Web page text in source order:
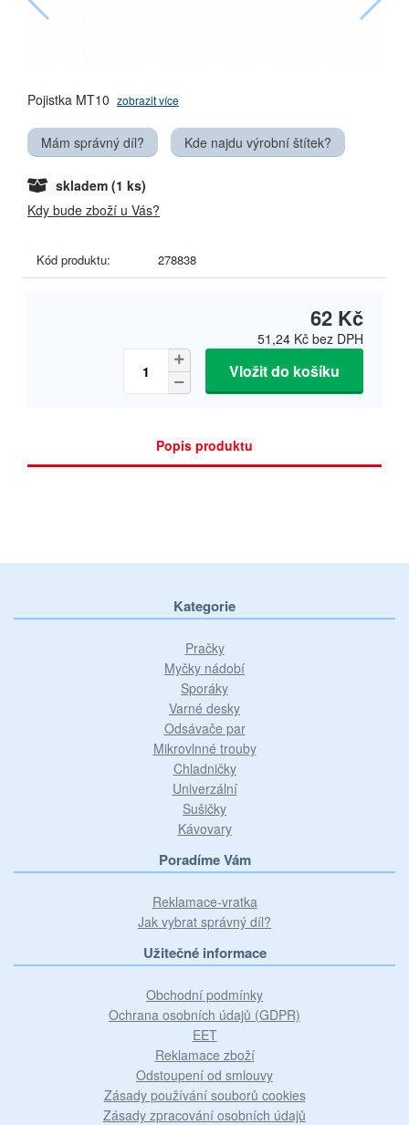
Pojistka MT10 zobrazit více
Mám správný díl? Kde najdu výrobní štítek?
skladem (1 ks)
Kdy bude zboží u Vás?
Kód produktu: 278838
62 Kč
51,24 Kč bez DPH
Vložit do košíku
Popis produktu
Kategorie
Pračky
Myčky nádobí
Sporáky
Varné desky
Odsávače par
Mikrovlnné trouby
Chladničky
Univerzální
Sušičky
Kávovary
Poradíme Vám
Reklamace-vratka
Jak vybrat správný díl?
Užitečné informace
Obchodní podmínky
Ochrana osobních údajů (GDPR)
EET
Reklamace zboží
Odstoupení od smlouvy
Zásady používání souborů cookies
Zásady zpracování osobních údajů